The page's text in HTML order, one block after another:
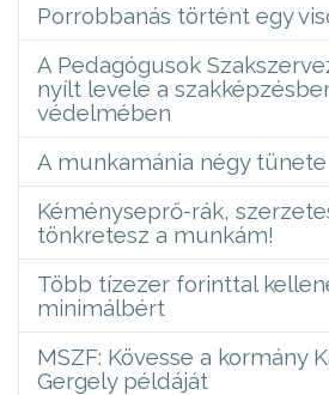
Porrobbanás történt egy
A Pedagógusok
nyílt levele a
védelmében
A munkamánia négy tünete
Kéményseprő-rák,
tönkretesz a munkám!
Több tízezer forinttal
minimálbért
MSZF: Kövesse a kormány
Gergely példáját